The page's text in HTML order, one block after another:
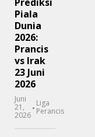
Piala
Dunia
2026:
Prancis
vs Irak
23 Juni
2026
Juni
21,
2026
- Liga
Perancis